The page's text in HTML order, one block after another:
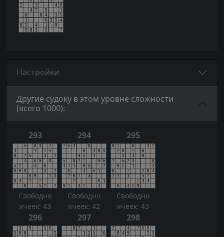
Настройки
Другие судоку в этом уровне сложности
(всего 1000):
293
Свободно
ячеек: 43
294
Свободно
ячеек: 42
295
Свободно
ячеек: 43
296 297 298